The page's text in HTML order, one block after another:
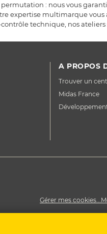
: nous vous
expertise multimarque vous
technique, nos
A PROPOS
Trouver un
Midas France
Gérer mes cookies...